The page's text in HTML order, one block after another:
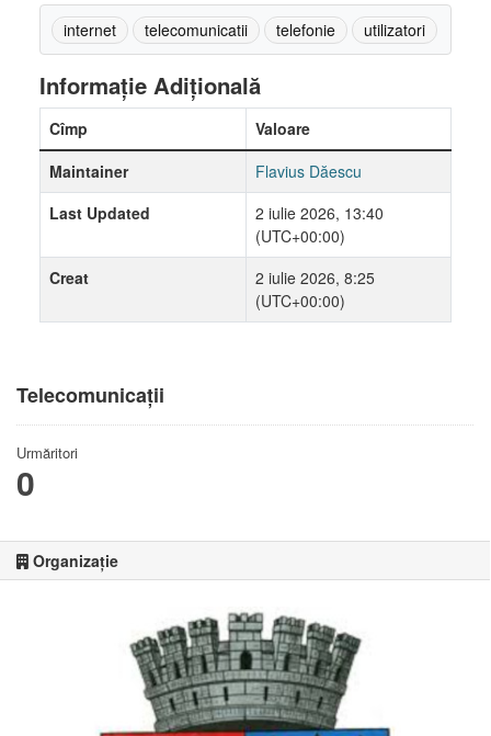
Telecomunicații
Urmăritori
0
Organizație
internet telecomunicatii telefonie utilizatori
Informație Adițională
Cîmp
Valoare
Maintainer
Flavius Dăescu
Last Updated
2 iulie 2026, 13:40
(UTC+00:00)
Creat
2 iulie 2026, 8:25
(UTC+00:00)